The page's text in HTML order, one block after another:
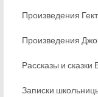
Произведения
Произведения
Рассказы и
Записки